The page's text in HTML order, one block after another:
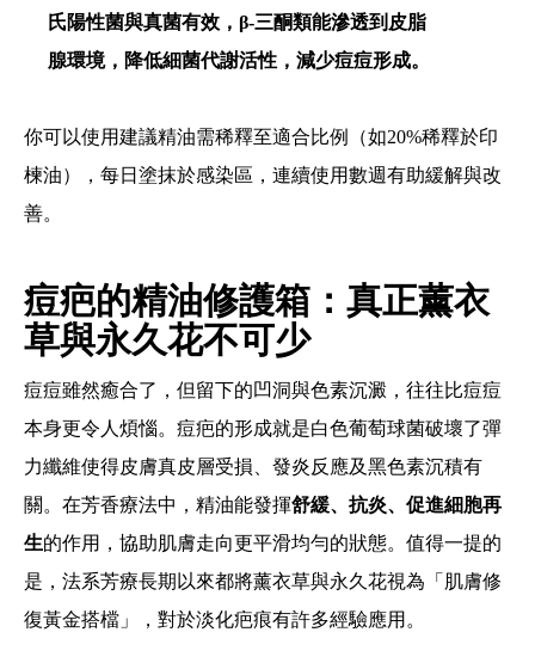
氏陽性菌與真菌有效，β-三酮類能滲透到皮脂
腺環境，降低細菌代謝活性，減少痘痘形成。
你可以使用建議精油需稀釋至適合比例（如20%稀釋於印
楝油），每日塗抹於感染區，連續使用數週有助緩解與改
善。
痘疤的精油修護箱：真正薰衣
草與永久花不可少
痘痘雖然癒合了，但留下的凹洞與色素沉澱，往往比痘痘
本身更令人煩惱。痘疤的形成就是白色葡萄球菌破壞了彈
力纖維使得皮膚真皮層受損、發炎反應及黑色素沉積有
關。在芳香療法中，精油能發揮舒緩、抗炎、促進細胞再
生的作用，協助肌膚走向更平滑均勻的狀態。值得一提的
是，法系芳療長期以來都將薰衣草與永久花視為「肌膚修
復黃金搭檔」，對於淡化疤痕有許多經驗應用。